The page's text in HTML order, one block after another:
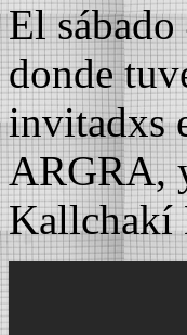
El
donde
invitadxs
ARGRA,
Kallchakí